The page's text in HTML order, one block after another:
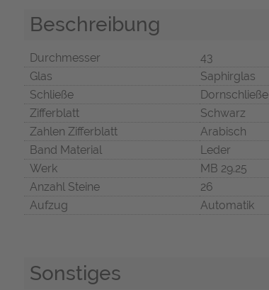
Beschreibung
Durchmesser
43
Glas
Saphirglas
Schließe
Dornschließe
Zifferblatt
Schwarz
Zahlen Zifferblatt
Arabisch
Band Material
Leder
Werk
MB 29.25
Anzahl Steine
26
Aufzug
Automatik
Sonstiges